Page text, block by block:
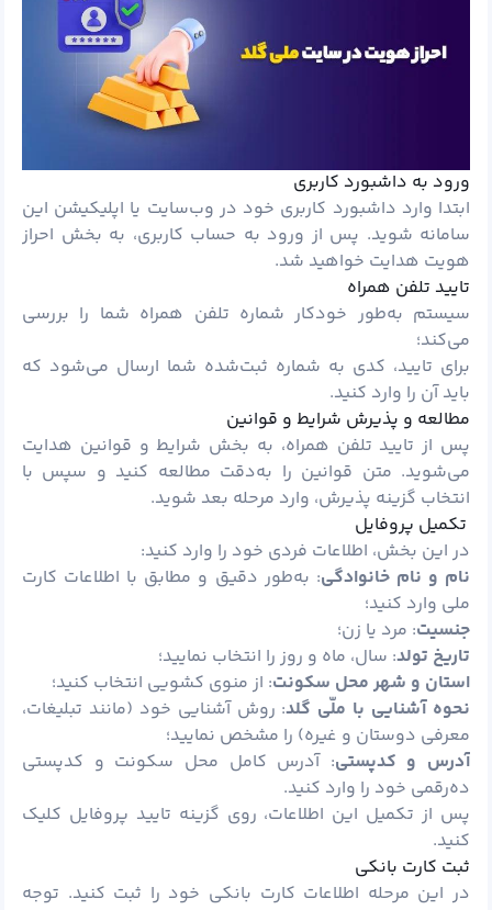
ورود به داشبورد کاربری
ابتدا وارد داشبورد کاربری خود در وب‌سایت یا اپلیکیشن این
سامانه شوید. پس از ورود به حساب کاربری، به بخش احراز
هویت هدایت خواهید شد.
تایید تلفن همراه
سیستم به‌طور خودکار شماره تلفن همراه شما را بررسی
می‌کند؛
برای تایید، کدی به شماره ثبت‌شده شما ارسال می‌شود که
باید آن را وارد کنید.
مطالعه و پذیرش شرایط و قوانین
پس از تایید تلفن همراه، به بخش شرایط و قوانین هدایت
می‌شوید. متن قوانین را به‌دقت مطالعه کنید و سپس با
انتخاب گزینه پذیرش، وارد مرحله بعد شوید.
تکمیل پروفایل
در این بخش، اطلاعات فردی خود را وارد کنید:
نام و نام خانوادگی: به‌طور دقیق و مطابق با اطلاعات کارت
ملی وارد کنید؛
جنسیت: مرد یا زن؛
تاریخ تولد: سال، ماه و روز را انتخاب نمایید؛
استان و شهر محل سکونت: از منوی کشویی انتخاب کنید؛
نحوه آشنایی با ملّی گلد: روش آشنایی خود (مانند تبلیغات،
معرفی دوستان و غیره) را مشخص نمایید؛
آدرس و کدپستی: آدرس کامل محل سکونت و کدپستی
ده‌رقمی خود را وارد کنید.
پس از تکمیل این اطلاعات، روی گزینه تایید پروفایل کلیک
کنید.
ثبت کارت بانکی
در این مرحله اطلاعات کارت بانکی خود را ثبت کنید. توجه